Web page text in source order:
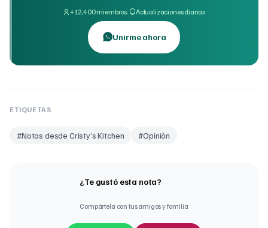
+12,400 miembros· Actualizaciones diarias
Unirme ahora
ETIQUETAS
#Notas desde Cristy’s Kitchen #Opinión
¿Te gustó esta nota?
Compártela con tus amigos y familia